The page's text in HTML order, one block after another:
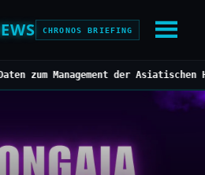
CHRONOS BRIEFING
Management der Asiatischen